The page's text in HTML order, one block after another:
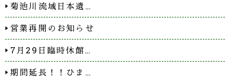
菊池川流域日本遺…
営業再開のお知らせ
7月29日臨時休館…
期間延長！！ひま…